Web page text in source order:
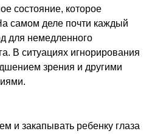
состояние, которое
самом деле почти каждый
для немедленного
В ситуациях игнорирования
зрения и другими
и закапывать ребенку глаза